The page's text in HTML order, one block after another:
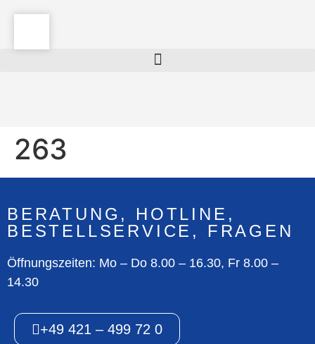
263
BERATUNG, HOTLINE,
BESTELLSERVICE, FRAGEN
Öffnungszeiten: Mo – Do 8.00 – 16.30, Fr 8.00 –
14.30
+49 421 – 499 72 0